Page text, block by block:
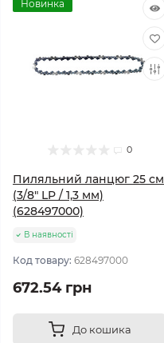
Новинка
0
Пиляльний ланцюг 25 см
(3/8" LP / 1,3 мм)
(628497000)
В наявності
Код товару: 628497000
672.54 грн
До кошика